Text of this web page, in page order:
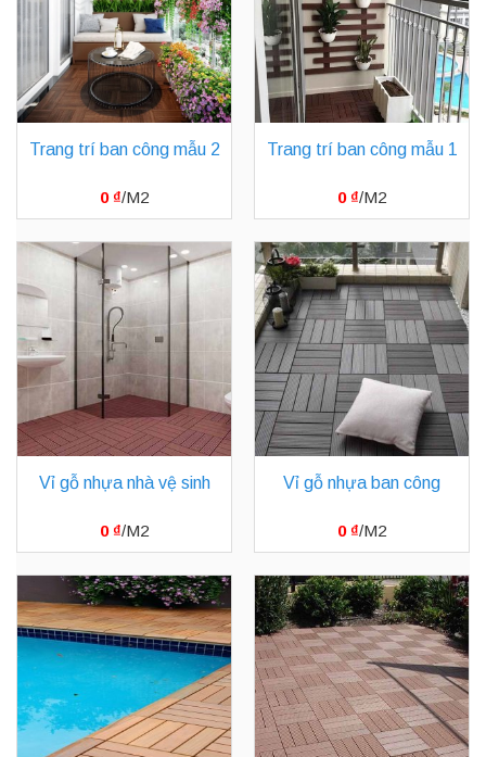
Trang trí ban công mẫu 2
0 ₫
Trang trí ban công mẫu 1
0 ₫
Vỉ gỗ nhựa nhà vệ sinh
0 ₫
Vỉ gỗ nhựa ban công
0 ₫